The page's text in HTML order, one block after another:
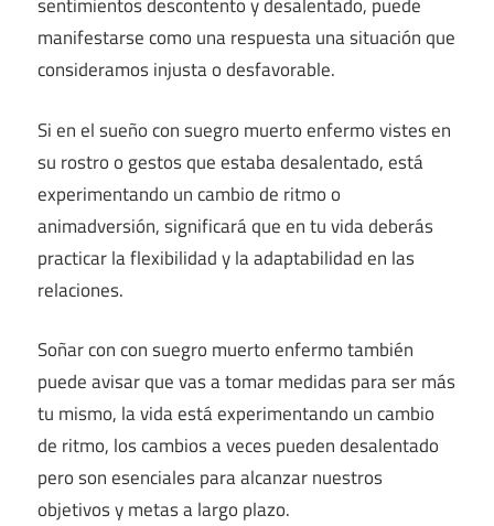
sentimientos descontento y desalentado, puede
manifestarse como una respuesta una situación que
consideramos injusta o desfavorable.
Si en el sueño con suegro muerto enfermo vistes en
su rostro o gestos que estaba desalentado, está
experimentando un cambio de ritmo o
animadversión, significará que en tu vida deberás
practicar la flexibilidad y la adaptabilidad en las
relaciones.
Soñar con con suegro muerto enfermo también
puede avisar que vas a tomar medidas para ser más
tu mismo, la vida está experimentando un cambio
de ritmo, los cambios a veces pueden desalentado
pero son esenciales para alcanzar nuestros
objetivos y metas a largo plazo.